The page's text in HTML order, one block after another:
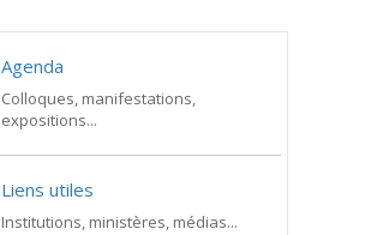
Agenda
Colloques, manifestations,
expositions...
Liens utiles
Institutions, ministères, médias...